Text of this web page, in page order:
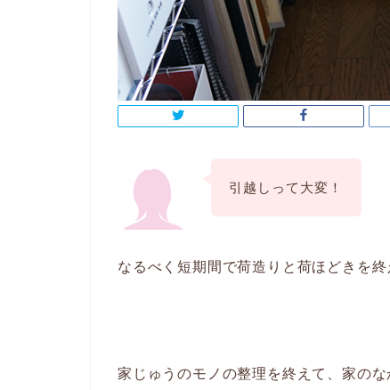
引越しって大変！
なるべく短期間で荷造りと荷ほどきを終
家じゅうのモノの整理を終えて、家の